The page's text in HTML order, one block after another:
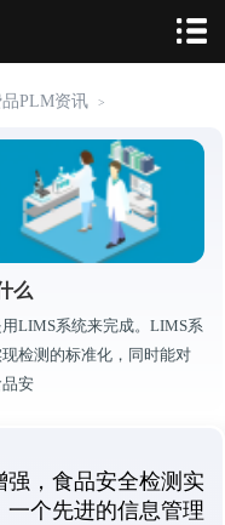
PLM资讯 >
么
LIMS系统来完成。LIMS系
检测的标准化，同时能对
安
，食品安全检测实
个先进的信息管理